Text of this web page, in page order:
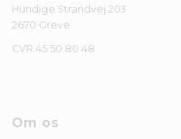
Hundige Strandvej 203
2670 Greve
CVR 45 50 80 48
Om os